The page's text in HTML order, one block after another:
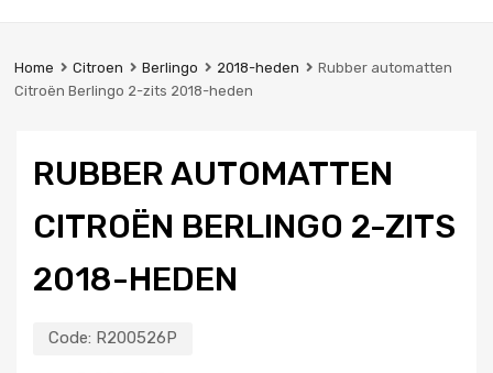
Home Citroen Berlingo 2018-heden
Rubber automatten
Citroën Berlingo 2-zits 2018-heden
RUBBER AUTOMATTEN
CITROËN BERLINGO 2-ZITS
2018-HEDEN
Code: R200526P